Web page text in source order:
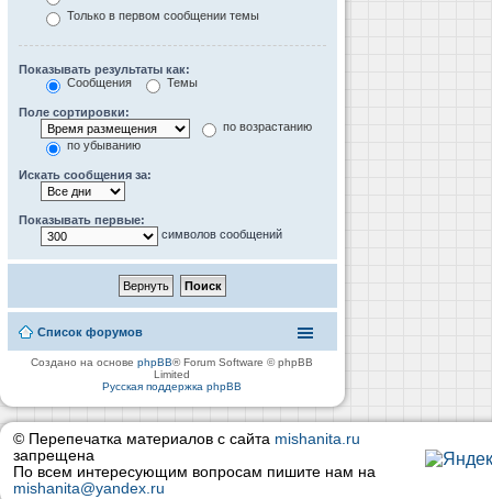
Только в первом сообщении темы
Показывать результаты как:
Сообщения
Темы
Поле сортировки:
по возрастанию
по убыванию
Искать сообщения за:
Показывать первые:
символов сообщений
Список форумов
Создано на основеphpBB® Forum Software © phpBB
Limited
Русская поддержка phpBB
© Перепечатка материалов с сайта mishanita.ru
запрещена
По всем интересующим вопросам пишите нам на
mishanita@yandex.ru